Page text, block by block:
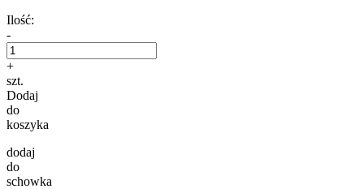
Ilość:
-
+
szt.
Dodaj
do
koszyka
dodaj
do
schowka